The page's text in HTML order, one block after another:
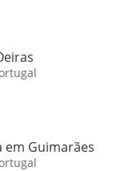
em Guimarães